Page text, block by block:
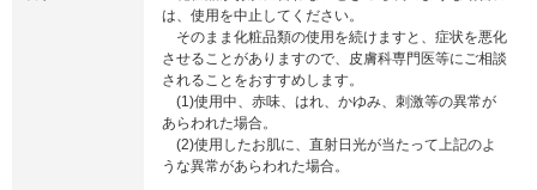
は、使用を中止してください。
そのまま化粧品類の使用を続けますと、症状を悪化
させることがありますので、皮膚科専門医等にご相談
されることをおすすめします。
(1)使用中、赤味、はれ、かゆみ、刺激等の異常が
あらわれた場合。
(2)使用したお肌に、直射日光が当たって上記のよ
うな異常があらわれた場合。